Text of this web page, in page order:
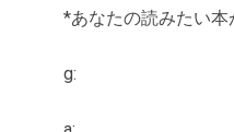
*あなたの読みたい本
g: